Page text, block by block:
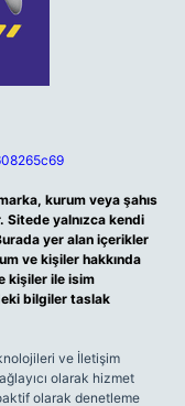
kurum veya şahıs
Sitede yalnızca kendi
yer alan içerikler
ve kişiler hakkında
kişiler ile isim
bilgiler taslak
ve İletişim
olarak hizmet
olarak denetleme